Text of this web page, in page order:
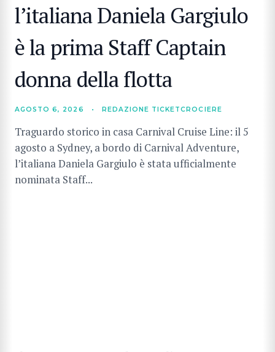
l’italiana Daniela Gargiulo
è la prima Staff Captain
donna della flotta
AGOSTO 6, 2026 • REDAZIONE TICKETCROCIERE
Traguardo storico in casa Carnival Cruise Line: il 5
agosto a Sydney, a bordo di Carnival Adventure,
l’italiana Daniela Gargiulo è stata ufficialmente
nominata Staff...